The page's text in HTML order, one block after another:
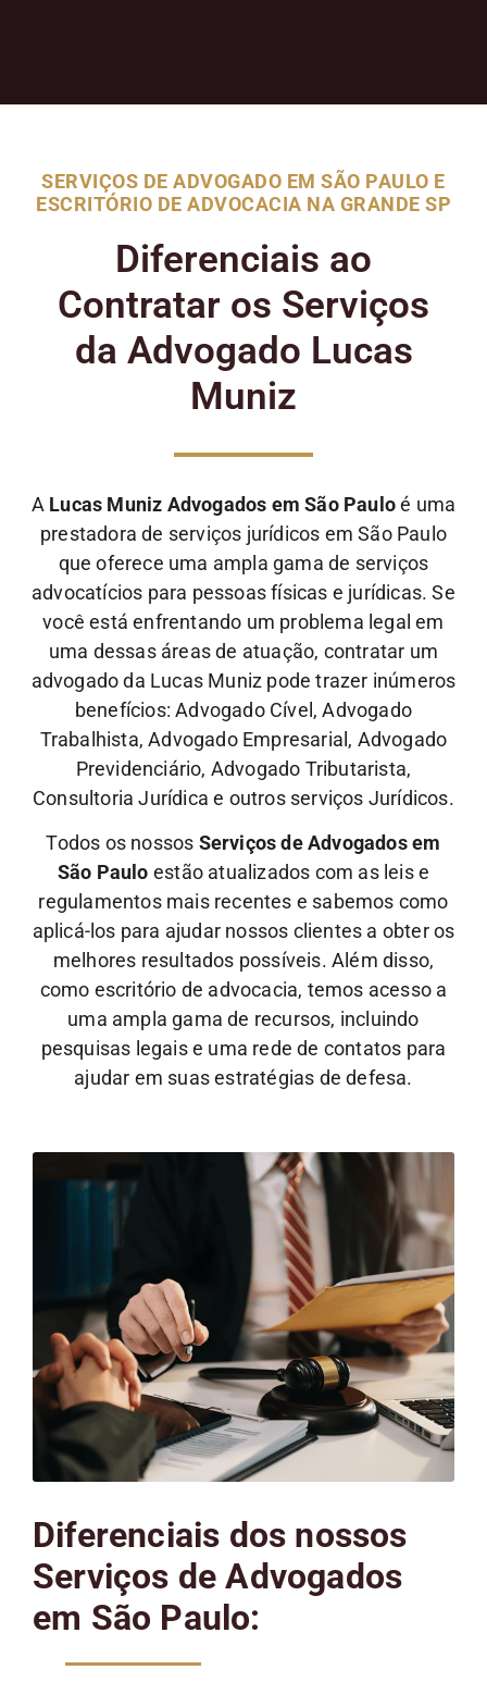
SERVIÇOS DE ADVOGADO EM SÃO PAULO E
ESCRITÓRIO DE ADVOCACIA NA GRANDE SP
Diferenciais ao
Contratar os Serviços
da Advogado Lucas
Muniz
A Lucas Muniz Advogados em São Pauloé uma
prestadora de serviços jurídicos em São Paulo
que oferece uma ampla gama de serviços
advocatícios para pessoas físicas e jurídicas. Se
você está enfrentando um problema legal em
uma dessas áreas de atuação, contratar um
advogado da Lucas Muniz pode trazer inúmeros
benefícios: Advogado Cível, Advogado
Trabalhista, Advogado Empresarial, Advogado
Previdenciário, Advogado Tributarista,
Consultoria Jurídica e outros serviços Jurídicos.
Todos os nossos Serviços de Advogados em
São Paulo estão atualizados com as leis e
regulamentos mais recentes e sabemos como
aplicá-los para ajudar nossos clientes a obter os
melhores resultados possíveis. Além disso,
como escritório de advocacia, temos acesso a
uma ampla gama de recursos, incluindo
pesquisas legais e uma rede de contatos para
ajudar em suas estratégias de defesa.
Diferenciais dos nossos
Serviços de Advogados
em São Paulo: